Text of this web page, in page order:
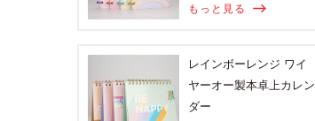
もっと見る
レインボーレンジ ワイ
ヤーオー製本卓上カレン
ダー